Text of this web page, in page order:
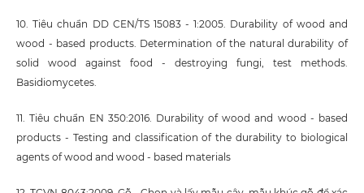
10. Tiêu chuẩn DD CEN/TS 15083 - 1:2005. Durability of wood and
wood - based products. Determination of the natural durability of
solid wood against food - destroying fungi, test methods.
Basidiomycetes.
11. Tiêu chuẩn EN 350:2016. Durability of wood and wood - based
products - Testing and classification of the durability to biological
agents of wood and wood - based materials